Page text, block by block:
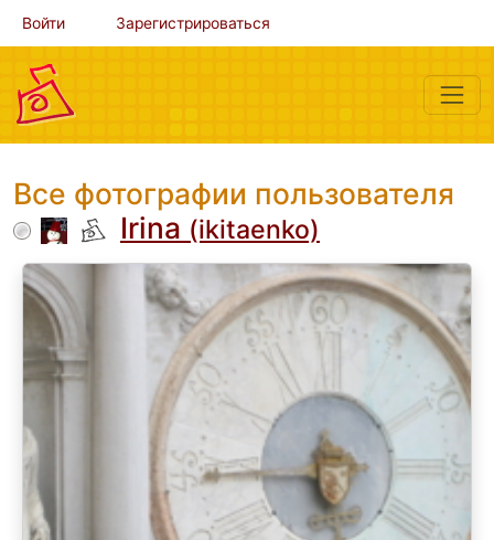
Войти Зарегистрироваться
Все фотографии пользователя
Irina (ikitaenko)